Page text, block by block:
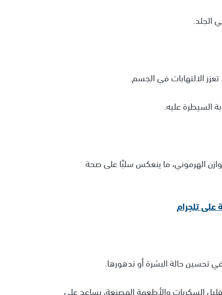
الجلد.
الالتهابات في الجسم.
السيطرة عليه.
الهرموني، ما ينعكس سلبًا على صحة
تحسين حالة البشرة أو تدهورها.
السكريات والأطعمة المصنعة، يساعد على